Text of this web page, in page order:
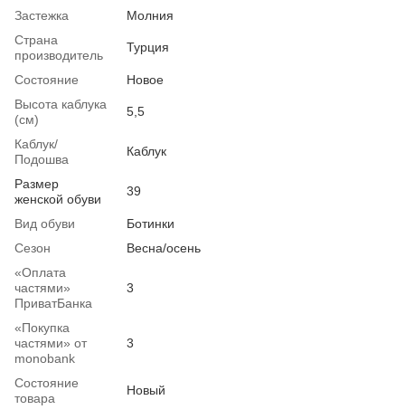
Застежка
Молния
Страна
производитель
Турция
Состояние
Новое
Высота каблука
(см)
5,5
Каблук/
Подошва
Каблук
Размер
женской обуви
39
Вид обуви
Ботинки
Сезон
Весна/осень
«Оплата
частями»
ПриватБанка
3
«Покупка
частями» от
monobank
3
Состояние
товара
Новый